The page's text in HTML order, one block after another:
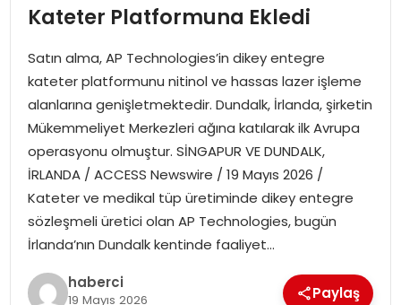
MAGAZIN
SAĞLIK
SIYASET
SPOR
TEKNOLOJI
YAŞAM
Kateter Platformuna Ekledi
Satın alma, AP Technologies’in dikey entegre
kateter platformunu nitinol ve hassas lazer işleme
alanlarına genişletmektedir. Dundalk, İrlanda, şirketin
Mükemmeliyet Merkezleri ağına katılarak ilk Avrupa
operasyonu olmuştur. SİNGAPUR VE DUNDALK,
İRLANDA / ACCESS Newswire / 19 Mayıs 2026 /
Kateter ve medikal tüp üretiminde dikey entegre
sözleşmeli üretici olan AP Technologies, bugün
İrlanda’nın Dundalk kentinde faaliyet…
haberci
19 Mayıs 2026 Paylaş